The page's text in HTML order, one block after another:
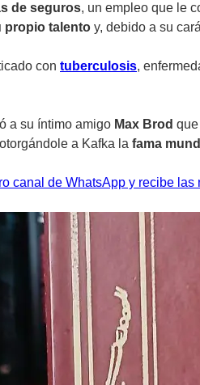
de seguros, un empleo que le
propio talento y, debido a su
con tuberculosis,
a su íntimo amigo Max Brod
a Kafka la fama
canal de WhatsApp y recibe